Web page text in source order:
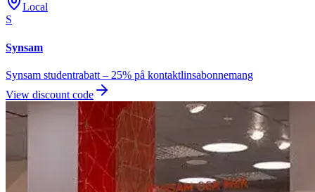
Local
S
Synsam
Synsam studentrabatt – 25% på kontaktlinsabonnemang
View discount code